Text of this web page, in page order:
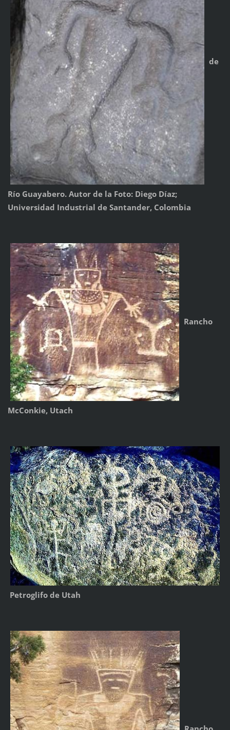
de
Río Guayabero. Autor de la Foto: Diego Díaz;
Universidad Industrial de Santander, Colombia
Rancho
McConkie, Utach
Petroglifo de Utah